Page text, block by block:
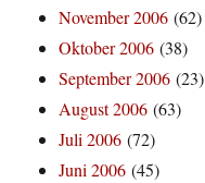
November 2006 (62)
Oktober 2006 (38)
September 2006 (23)
August 2006 (63)
Juli 2006 (72)
Juni 2006 (45)